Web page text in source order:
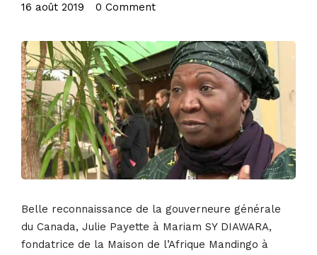
16 août 2019 0 Comment
Belle reconnaissance de la gouverneure générale
du Canada, Julie Payette à Mariam SY DIAWARA,
fondatrice de la Maison de l’Afrique Mandingo à